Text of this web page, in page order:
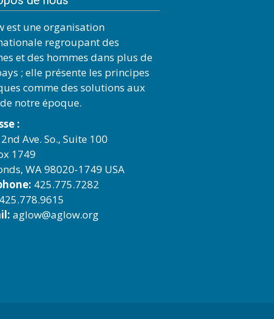
est une organisation
regroupant des
et des hommes dans plus de
; elle présente les principes
comme des solutions aux
notre époque.
:
Ave. So., Suite 100
1749
WA 98020-1749 USA
425.775.7282
425.778.9615
aglow@aglow.org